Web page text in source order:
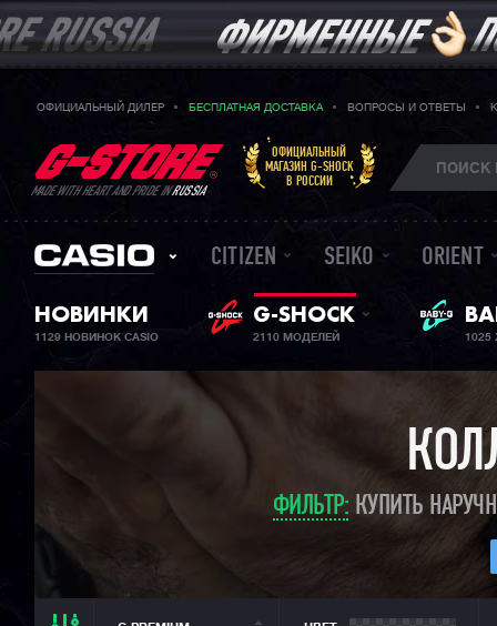
ОФИЦИАЛЬНЫЙ ДИЛЕР БЕСПЛАТНАЯ ДОСТАВКА ВОПРОСЫ И ОТВЕТЫ
MADE WITH HEART AND PRIDE INRUSSIA
ОФИЦИАЛЬНЫЙ
МАГАЗИН G-SHOCK
В РОССИИ
CITIZEN SEIKO ORIENT
НОВИНКИ
1129 НОВИНОК CASIO
G-SHOCK
2110 МОДЕЛЕЙ
ФИЛЬТР: КУПИТЬ